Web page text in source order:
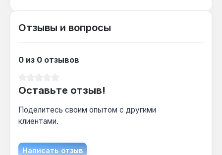
нагрузки, поэтому использовать её следует
винтов и болтов с внутренним
шестигранником размером 4 мм, что
сборки мебели и электрощитов.
Отзывы и вопросы
0 из 0 отзывов
Оставьте отзыв!
Поделитесь своим опытом с другими
клиентами.
Написать отзыв